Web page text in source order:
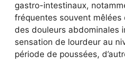
gastro-intestinaux,
fréquentes souvent mêlées
des douleurs abdominales
sensation de lourdeur au
période de poussées,